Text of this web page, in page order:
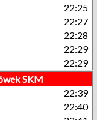
22:25
22:27
22:28
22:29
22:29
SKM
22:39
22:40